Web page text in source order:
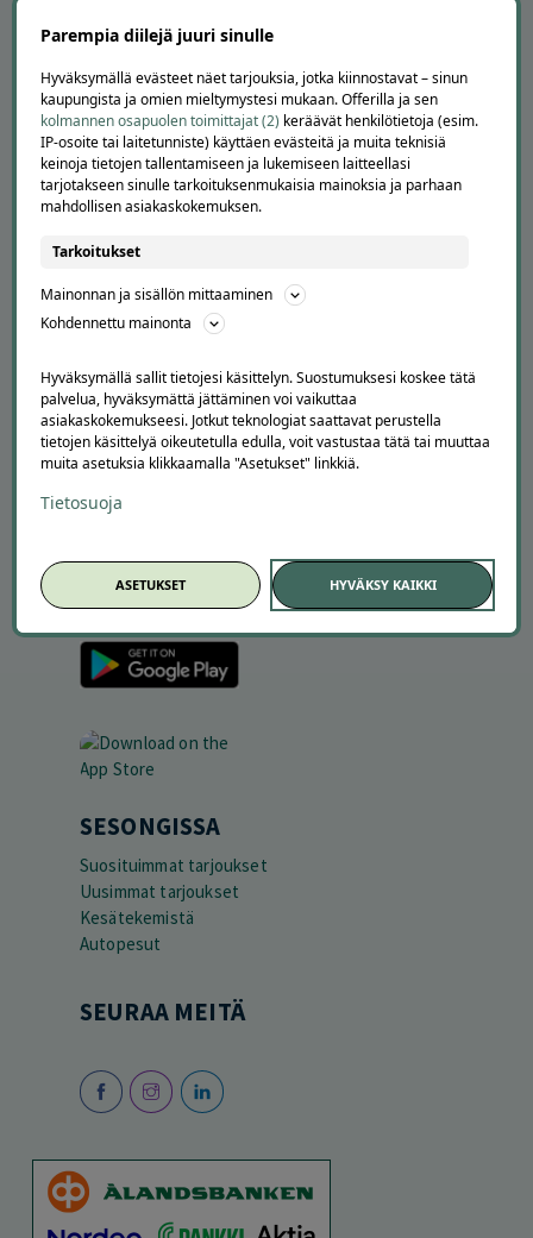
APUA JA NEUVOJA
Peruuta tilaus
Asiakaspalvelu
Kuinka Offerilla toimii
Usein kysytyt kysymykset
Suosittele Offerillaa
Ajankohtaista
Tilaa uutiskirje
Offerilla mediassa
YRITYKSILLE
Markkinoi Offerillassa
Partneriportaali
LATAA APPI
SESONGISSA
Suosituimmat tarjoukset
Uusimmat tarjoukset
Kesätekemistä
Autopesut
SEURAA MEITÄ
Parempia diilejä juuri sinulle
Hyväksymällä evästeet näet tarjouksia, jotka kiinnostavat – sinun
kaupungista ja omien mieltymystesi mukaan. Offerilla ja sen
kolmannen osapuolen toimittajat (2) keräävät henkilötietoja (esim.
IP-osoite tai laitetunniste) käyttäen evästeitä ja muita teknisiä
keinoja tietojen tallentamiseen ja lukemiseen laitteellasi
tarjotakseen sinulle tarkoituksenmukaisia mainoksia ja parhaan
mahdollisen asiakaskokemuksen.
Tarkoitukset
Mainonnan ja sisällön mittaaminen
Kohdennettu mainonta
Hyväksymällä sallit tietojesi käsittelyn. Suostumuksesi koskee tätä
palvelua, hyväksymättä jättäminen voi vaikuttaa
asiakaskokemukseesi. Jotkut teknologiat saattavat perustella
tietojen käsittelyä oikeutetulla edulla, voit vastustaa tätä tai muuttaa
muita asetuksia klikkaamalla "Asetukset" linkkiä.
Tietosuoja
ASETUKSET HYVÄKSY KAIKKI